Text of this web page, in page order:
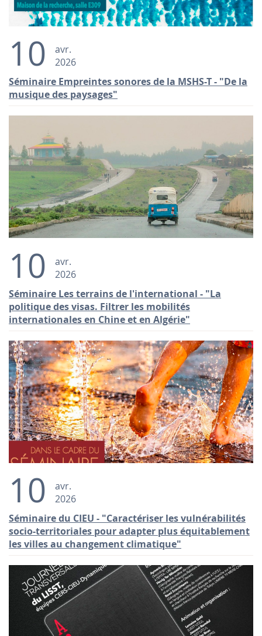
10
avr.
2026
Séminaire Empreintes sonores de la MSHS-T - "De la
musique des paysages"
10
avr.
2026
Séminaire Les terrains de l'international - "La
politique des visas. Filtrer les mobilités
internationales en Chine et en Algérie"
10
avr.
2026
Séminaire du CIEU - "Caractériser les vulnérabilités
socio-territoriales pour adapter plus équitablement
les villes au changement climatique"